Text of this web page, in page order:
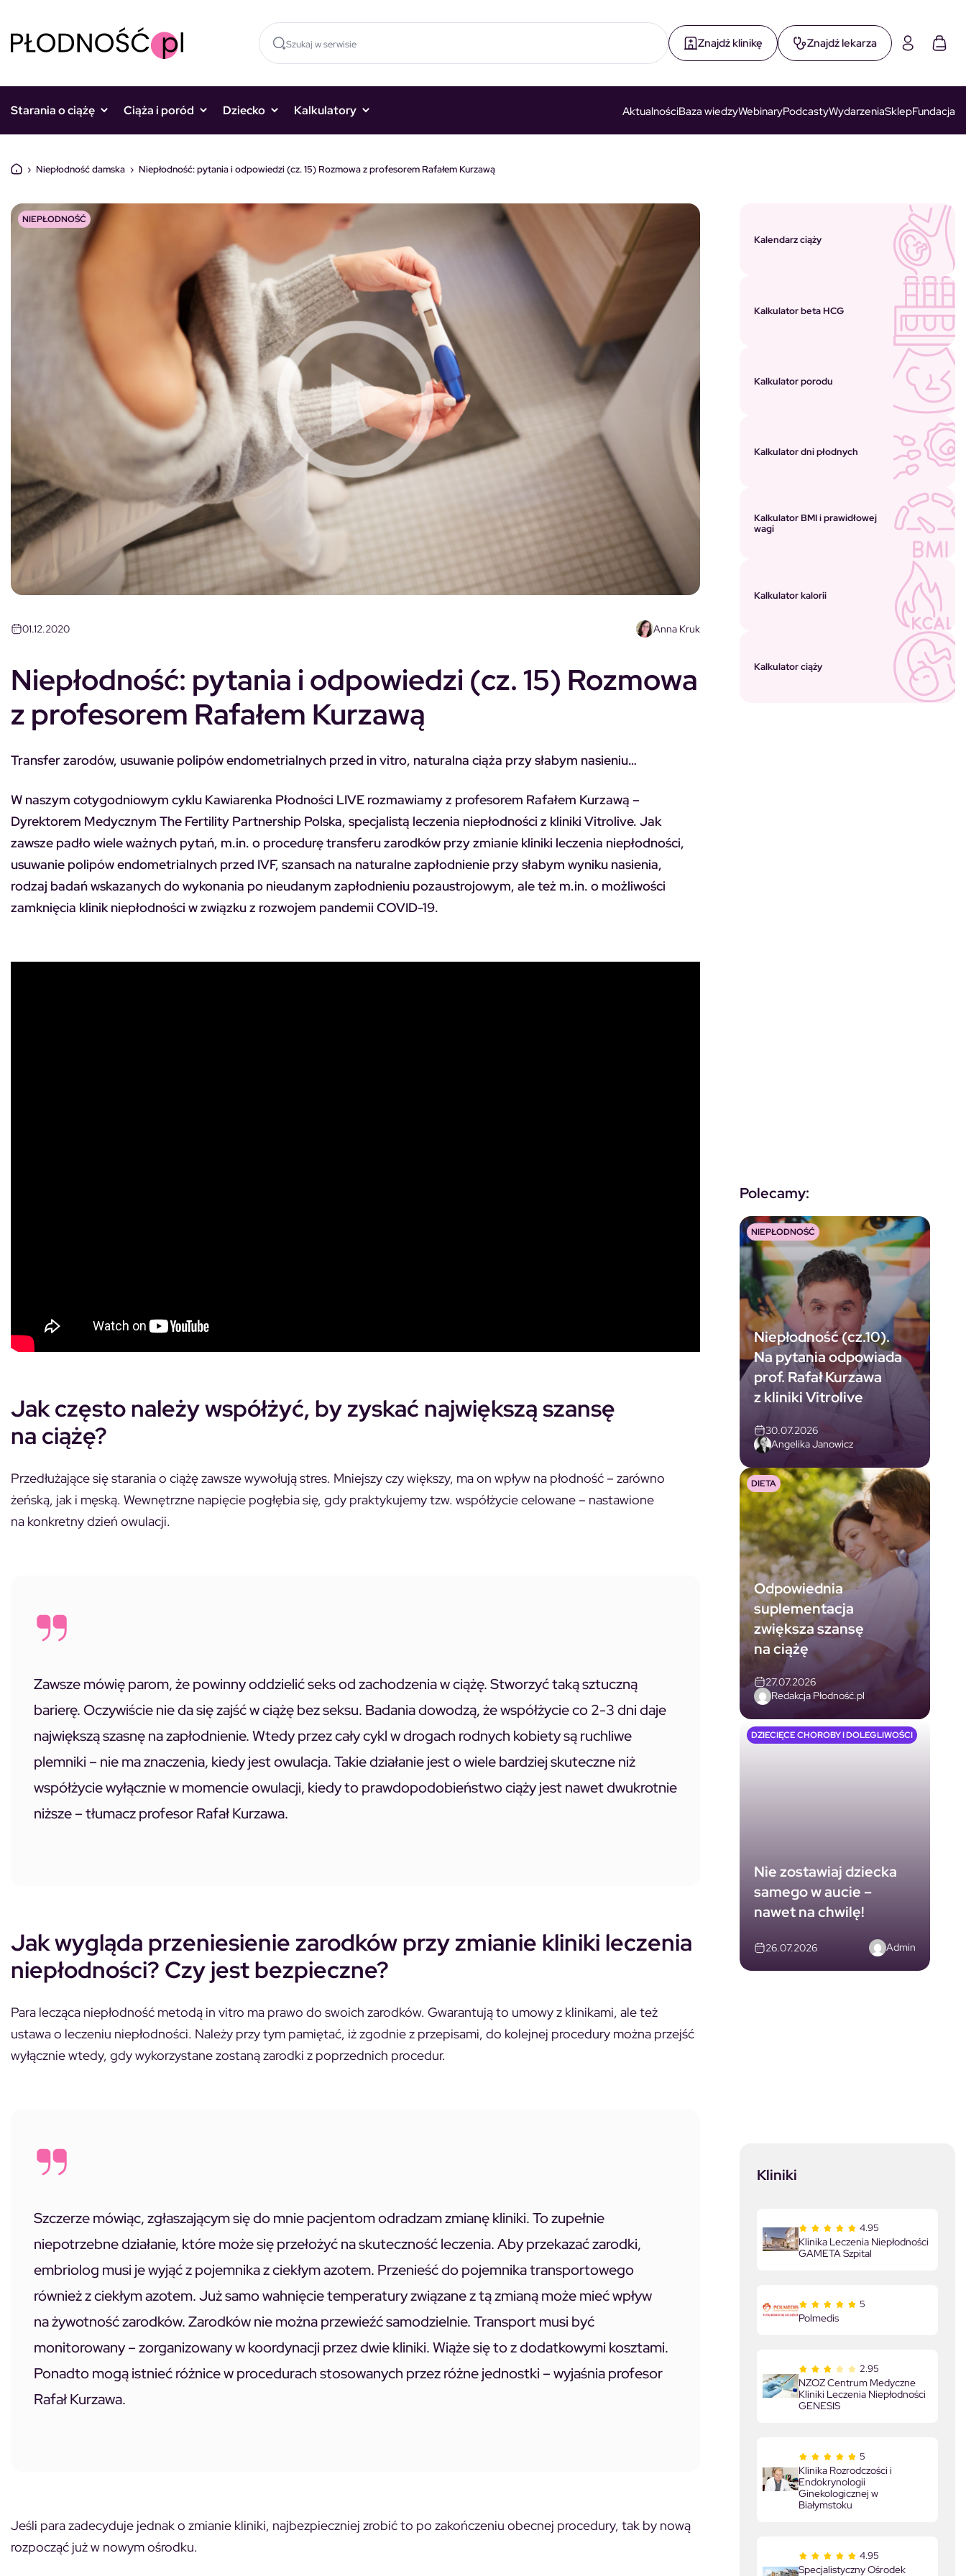
Znajdź klinikę Znajdź lekarza
Starania o ciążę Ciąża i poród Dziecko Kalkulatory AktualnościBaza wiedzyWebinaryPodcastyWydarzeniaSklepFundacja
› Niepłodność damska › Niepłodność: pytania i odpowiedzi (cz. 15) Rozmowa z profesorem Rafałem Kurzawą
NIEPŁODNOŚĆ
01.12.2020 Anna Kruk
Niepłodność: pytania i odpowiedzi (cz. 15) Rozmowa
z profesorem Rafałem Kurzawą
Transfer zarodów, usuwanie polipów endometrialnych przed in vitro, naturalna ciąża przy słabym nasieniu…
W naszym cotygodniowym cyklu Kawiarenka Płodności LIVE rozmawiamy z profesorem Rafałem Kurzawą –
Dyrektorem Medycznym The Fertility Partnership Polska, specjalistą leczenia niepłodności z kliniki Vitrolive. Jak
zawsze padło wiele ważnych pytań, m.in. o procedurę transferu zarodków przy zmianie kliniki leczenia niepłodności,
usuwanie polipów endometrialnych przed IVF, szansach na naturalne zapłodnienie przy słabym wyniku nasienia,
rodzaj badań wskazanych do wykonania po nieudanym zapłodnieniu pozaustrojowym, ale też m.in. o możliwości
zamknięcia klinik niepłodności w związku z rozwojem pandemii COVID-19.
Jak często należy współżyć, by zyskać największą szansę
na ciążę?
Przedłużające się starania o ciążę zawsze wywołują stres. Mniejszy czy większy, ma on wpływ na płodność – zarówno
żeńską, jak i męską. Wewnętrzne napięcie pogłębia się, gdy praktykujemy tzw. współżycie celowane – nastawione
na konkretny dzień owulacji.
Zawsze mówię parom, że powinny oddzielić seks od zachodzenia w ciążę. Stworzyć taką sztuczną
barierę. Oczywiście nie da się zajść w ciążę bez seksu. Badania dowodzą, że współżycie co 2-3 dni daje
największą szasnę na zapłodnienie. Wtedy przez cały cykl w drogach rodnych kobiety są ruchliwe
plemniki – nie ma znaczenia, kiedy jest owulacja. Takie działanie jest o wiele bardziej skuteczne niż
współżycie wyłącznie w momencie owulacji, kiedy to prawdopodobieństwo ciąży jest nawet dwukrotnie
niższe – tłumacz profesor Rafał Kurzawa.
Jak wygląda przeniesienie zarodków przy zmianie kliniki leczenia
niepłodności? Czy jest bezpieczne?
Para lecząca niepłodność metodą in vitro ma prawo do swoich zarodków. Gwarantują to umowy z klinikami, ale też
ustawa o leczeniu niepłodności. Należy przy tym pamiętać, iż zgodnie z przepisami, do kolejnej procedury można przejść
wyłącznie wtedy, gdy wykorzystane zostaną zarodki z poprzednich procedur.
Szczerze mówiąc, zgłaszającym się do mnie pacjentom odradzam zmianę kliniki. To zupełnie
niepotrzebne działanie, które może się przełożyć na skuteczność leczenia. Aby przekazać zarodki,
embriolog musi je wyjąć z pojemnika z ciekłym azotem. Przenieść do pojemnika transportowego
również z ciekłym azotem. Już samo wahnięcie temperatury związane z tą zmianą może mieć wpływ
na żywotność zarodków. Zarodków nie można przewieźć samodzielnie. Transport musi być
monitorowany – zorganizowany w koordynacji przez dwie kliniki. Wiąże się to z dodatkowymi kosztami.
Ponadto mogą istnieć różnice w procedurach stosowanych przez różne jednostki – wyjaśnia profesor
Rafał Kurzawa.
Jeśli para zadecyduje jednak o zmianie kliniki, najbezpieczniej zrobić to po zakończeniu obecnej procedury, tak by nową
rozpocząć już w nowym ośrodku.
Kalendarz ciąży
Kalkulator beta HCG
Kalkulator porodu
Kalkulator dni płodnych
Kalkulator BMI i prawidłowej
wagi
Kalkulator kalorii
Kalkulator ciąży
Polecamy:
Niepłodność (cz.10).
Na pytania odpowiada
prof. Rafał Kurzawa
z kliniki Vitrolive
30.07.2026
Angelika Janowicz
NIEPŁODNOŚĆ
Odpowiednia
suplementacja
zwiększa szansę
na ciążę
27.07.2026
Redakcja Płodność.pl
DIETA
Nie zostawiaj dziecka
samego w aucie –
nawet na chwilę!
26.07.2026 Admin
DZIECIĘCE CHOROBY I DOLEGLIWOŚCI
Kliniki
4.95
Klinika Leczenia Niepłodności
GAMETA Szpital
5
Polmedis
2.95
NZOZ Centrum Medyczne
Kliniki Leczenia Niepłodności
GENESIS
5
Klinika Rozrodczości i
Endokrynologii
Ginekologicznej w
Białymstoku
4.95
Specjalistyczny Ośrodek